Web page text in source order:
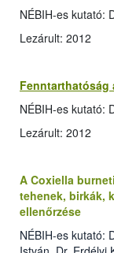
NÉBIH-es kutató:
Lezárult: 2012
Fenntarthatóság
NÉBIH-es kutató:
Lezárult: 2012
A Coxiella
tehenek, birkák,
ellenőrzése
NÉBIH-es kutató: